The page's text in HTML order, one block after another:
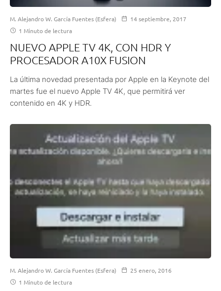
M. Alejandro W. García Fuentes (Esfera)
14 septiembre, 2017
1 Minuto de lectura
NUEVO APPLE TV 4K, CON HDR Y
PROCESADOR A10X FUSION
La última novedad presentada por Apple en la Keynote del
martes fue el nuevo Apple TV 4K, que permitirá ver
contenido en 4K y HDR.
M. Alejandro W. García Fuentes (Esfera)
25 enero, 2016
1 Minuto de lectura